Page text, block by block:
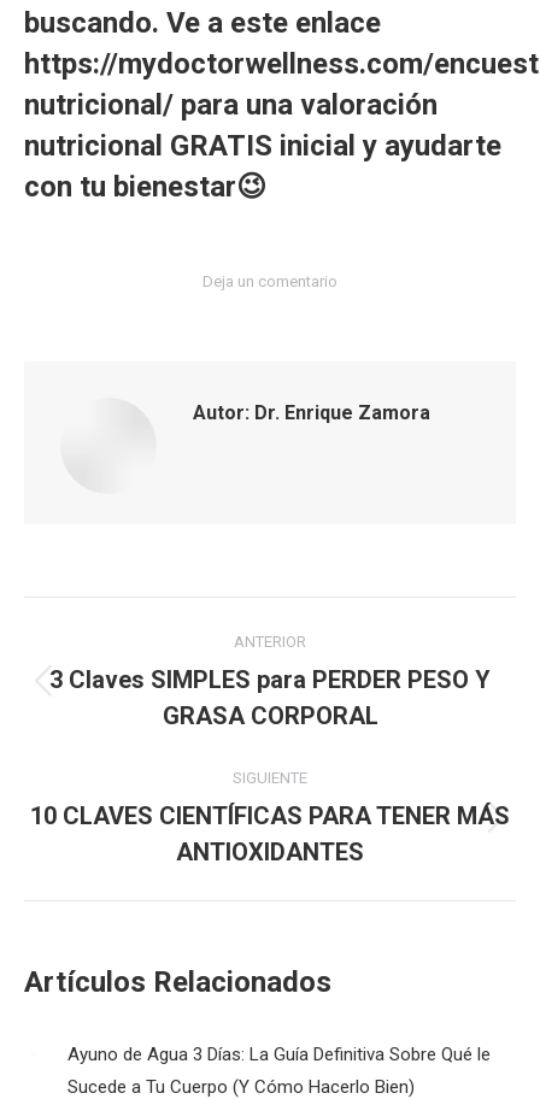
buscando. Ve a este enlace
https://mydoctorwellness.com/
nutricional/ para una valoración
nutricional GRATIS inicial y ayudarte
con tu bienestar😉
Deja un comentario
Autor: Dr. Enrique Zamora
entre
publicaciones
ANTERIOR
Publicación
anterior:
3 Claves SIMPLES para PERDER PESO Y
GRASA CORPORAL
SIGUIENTE
Publicación
siguiente:
10 CLAVES CIENTÍFICAS PARA TENER MÁS
ANTIOXIDANTES
Artículos Relacionados
Ayuno de Agua 3 Días: La Guía Definitiva Sobre Qué le
Sucede a Tu Cuerpo (Y Cómo Hacerlo Bien)